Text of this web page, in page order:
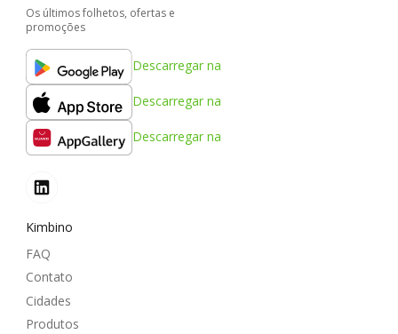
Os últimos folhetos, ofertas e
promoções
Descarregar na
Descarregar na
Descarregar na
Kimbino
FAQ
Contato
Cidades
Produtos